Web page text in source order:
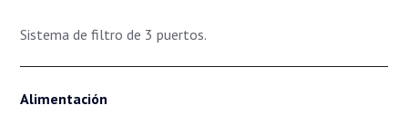
Sistema de filtro de 3 puertos.
Alimentación